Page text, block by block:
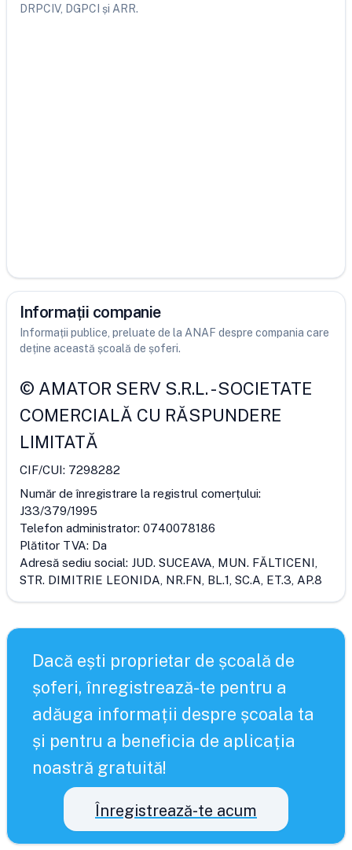
DRPCIV, DGPCI și ARR.
Informații companie
Informații publice, preluate de la ANAF despre compania care
deține această școală de șoferi.
© AMATOR SERV S.R.L.-SOCIETATE
COMERCIALĂ CU RĂSPUNDERE
LIMITATĂ
CIF/CUI: 7298282
Număr de înregistrare la registrul comerțului:
J33/379/1995
Telefon administrator: 0740078186
Plătitor TVA: Da
Adresă sediu social: JUD. SUCEAVA, MUN. FĂLTICENI,
STR. DIMITRIE LEONIDA, NR.FN, BL.1, SC.A, ET.3, AP.8
Dacă ești proprietar de școală de
șoferi, înregistrează-te pentru a
adăuga informații despre școala ta
și pentru a beneficia de aplicația
noastră gratuită!
Înregistrează-te acum